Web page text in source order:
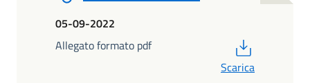
05-09-2022
Allegato formato pdf
Scarica